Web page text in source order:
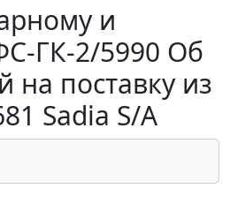
и
ГК-2/5990 Об
на поставку из
Sadia S/A